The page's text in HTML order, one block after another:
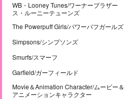
WB・Looney Tunes/ワーナーブラザー
ス・ルーニーテューンズ
The Powerpuff Girls/パワーパフガールズ
Simpsons/シンプソンズ
Smurfs/スマーフ
Garfield/ガーフィールド
Movie＆Animation Character/ムービー＆
アニメーションキャラクター